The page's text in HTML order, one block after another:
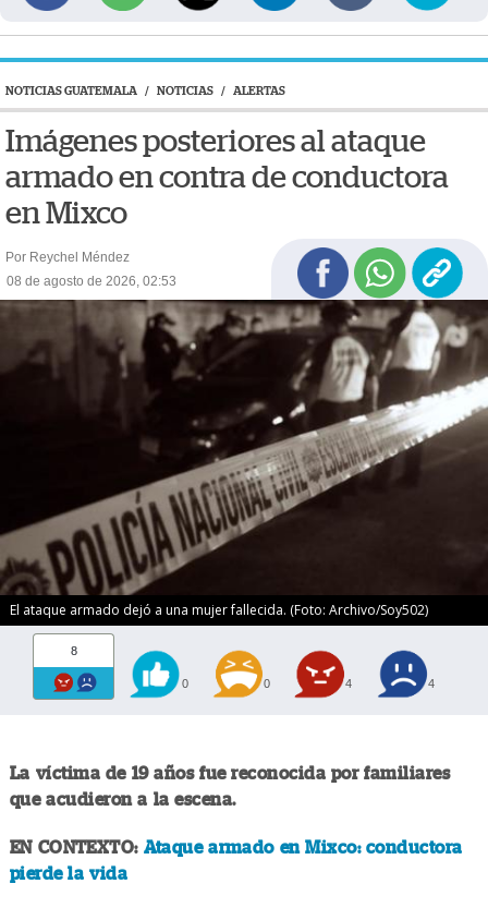
NOTICIAS GUATEMALA / NOTICIAS / ALERTAS
Imágenes posteriores al ataque
armado en contra de conductora
en Mixco
Por Reychel Méndez
08 de agosto de 2026, 02:53
El ataque armado dejó a una mujer fallecida. (Foto: Archivo/Soy502)
8
0 0 4 4
La víctima de 19 años fue reconocida por familiares
que acudieron a la escena.
EN CONTEXTO: Ataque armado en Mixco: conductora
pierde la vida